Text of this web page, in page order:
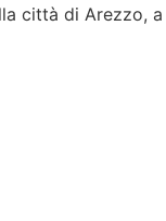
città di Arezzo, a